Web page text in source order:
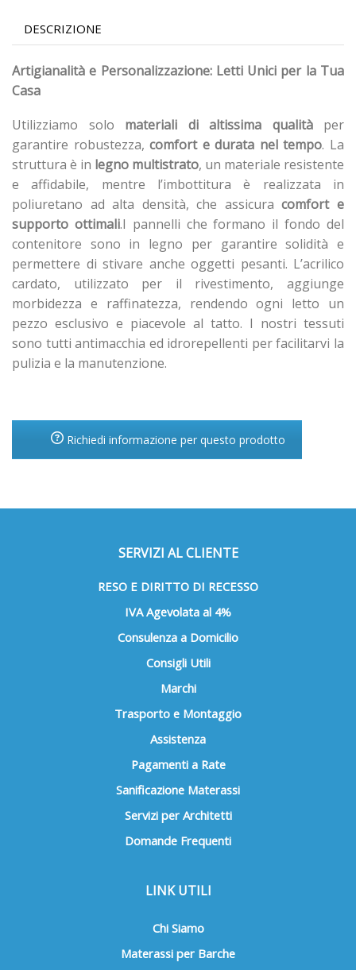
DESCRIZIONE
Artigianalità e Personalizzazione: Letti Unici per la Tua
Casa
Utilizziamo solo materiali di altissima qualitàper
garantire robustezza,comfort e durata nel tempo. La
struttura è in legno multistrato, un materiale resistente
e affidabile, mentre l’imbottitura è realizzata in
poliuretano ad alta densità, che assicuracomfort e
supporto ottimali.I pannelli che formano il fondo del
contenitore sono in legno per garantire solidità e
permettere di stivare anche oggetti pesanti. L’acrilico
cardato, utilizzato per il rivestimento, aggiunge
morbidezza e raffinatezza, rendendo ogni letto un
pezzo esclusivo e piacevole al tatto. I nostri tessuti
sono tutti antimacchia ed idrorepellenti per facilitarvi la
pulizia e la manutenzione.
Richiedi informazione per questo prodotto
SERVIZI AL CLIENTE
RESO E DIRITTO DI RECESSO
IVA Agevolata al 4%
Consulenza a Domicilio
Consigli Utili
Marchi
Trasporto e Montaggio
Assistenza
Pagamenti a Rate
Sanificazione Materassi
Servizi per Architetti
Domande Frequenti
LINK UTILI
Chi Siamo
Materassi per Barche